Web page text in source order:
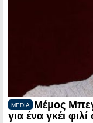
MEDIA
Μέμος
για ένα γκέι